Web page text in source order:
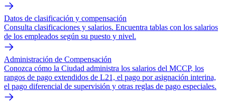
Datos de clasificación y compensación
Consulta clasificaciones y salarios. Encuentra tablas con los salarios
de los empleados según su puesto y nivel.
Administración de Compensación
Conozca cómo la Ciudad administra los salarios del MCCP, los
rangos de pago extendidos de L21, el pago por asignación interina,
el pago diferencial de supervisión y otras reglas de pago especiales.